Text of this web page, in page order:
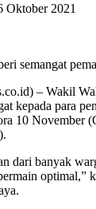
Oktober 2021
semangat
– Wakil
kepada para
10 November
dari banyak
optimal,”